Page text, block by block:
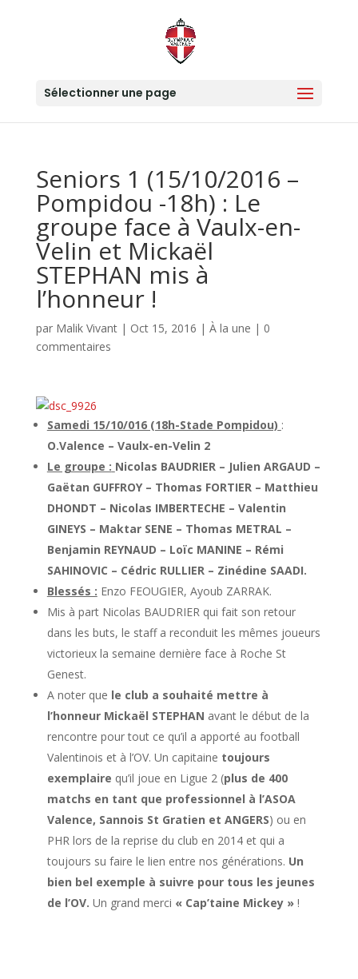
Sélectionner une page
Seniors 1 (15/10/2016 –
Pompidou -18h) : Le
groupe face à Vaulx-en-
Velin et Mickaël
STEPHAN mis à
l’honneur !
par Malik Vivant| Oct 15, 2016 | À la une | 0
commentaires
Samedi 15/10/016 (18h-Stade Pompidou) :
O.Valence – Vaulx-en-Velin 2
Le groupe : Nicolas BAUDRIER – Julien ARGAUD –
Gaëtan GUFFROY – Thomas FORTIER – Matthieu
DHONDT – Nicolas IMBERTECHE – Valentin
GINEYS – Maktar SENE – Thomas METRAL –
Benjamin REYNAUD – Loïc MANINE – Rémi
SAHINOVIC – Cédric RULLIER – Zinédine SAADI.
Blessés : Enzo FEOUGIER, Ayoub ZARRAK.
Mis à part Nicolas BAUDRIER qui fait son retour
dans les buts, le staff a reconduit les mêmes joueurs
victorieux la semaine dernière face à Roche St
Genest.
A noter que le club a souhaité mettre à
l’honneur Mickaël STEPHAN avant le début de la
rencontre pour tout ce qu’il a apporté au football
Valentinois et à l’OV. Un capitaine toujours
exemplaire qu’il joue en Ligue 2 (plus de 400
matchs en tant que professionnel à l’ASOA
Valence, Sannois St Gratien et ANGERS) ou en
PHR lors de la reprise du club en 2014 et qui a
toujours su faire le lien entre nos générations. Un
bien bel exemple à suivre pour tous les jeunes
de l’OV. Un grand merci « Cap’taine Mickey »!